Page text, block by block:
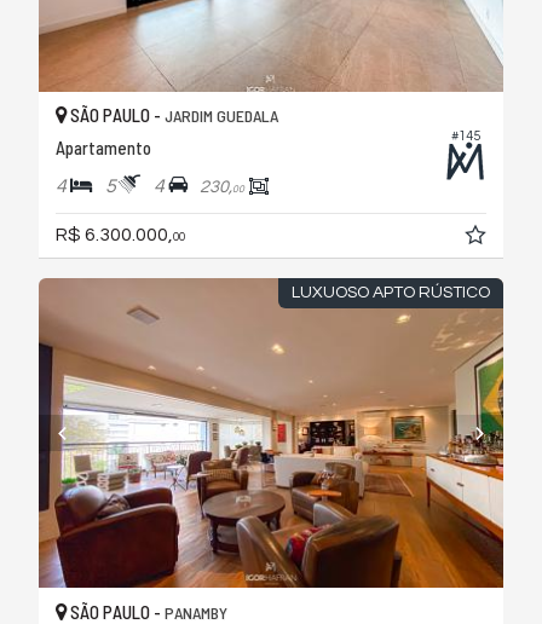
#145
SÃO PAULO - JARDIM GUEDALA
Apartamento
4 5 4 230,00
R$ 6.300.000,00
LUXUOSO APTO RÚSTICO
SÃO PAULO - PANAMBY